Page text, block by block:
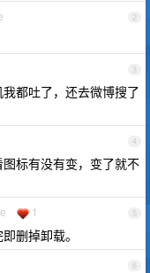
2
3
都吐了，还去微博搜了
4
标有没有变，变了就不
5
1
删掉卸载。
6